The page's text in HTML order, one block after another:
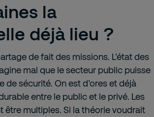
la
déjà lieu ?
de fait des missions. L’état des
mal que le secteur public puisse
de sécurité. On est d’ores et déjà
entre le public et le privé. Les
multiples. Si la théorie voudrait